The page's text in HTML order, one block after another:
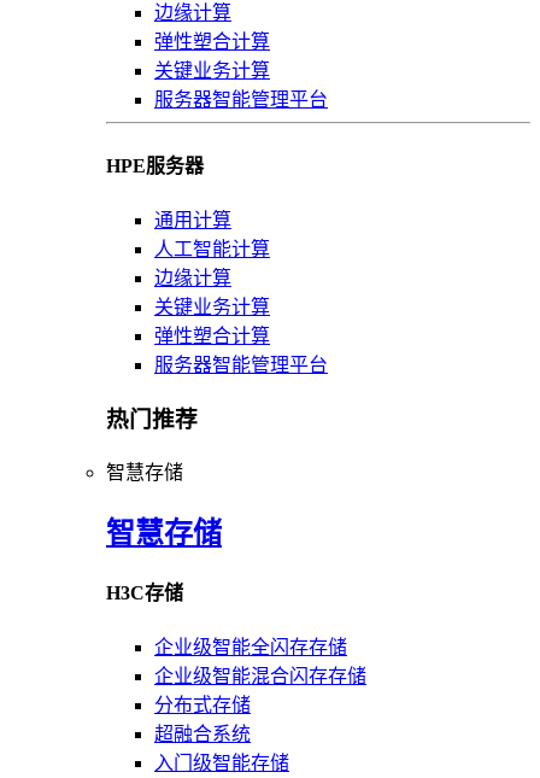
边缘计算
弹性塑合计算
关键业务计算
服务器智能管理平台
HPE服务器
通用计算
人工智能计算
边缘计算
关键业务计算
弹性塑合计算
服务器智能管理平台
热门推荐
智慧存储
智慧存储
H3C存储
企业级智能全闪存存储
企业级智能混合闪存存储
分布式存储
超融合系统
入门级智能存储